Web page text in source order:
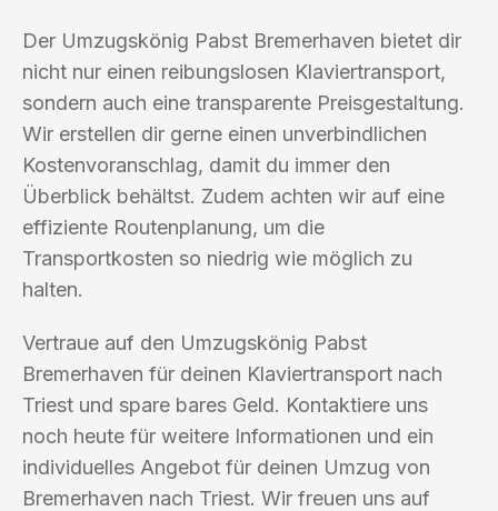
Der Umzugskönig Pabst Bremerhaven bietet dir
nicht nur einen reibungslosen Klaviertransport,
sondern auch eine transparente Preisgestaltung.
Wir erstellen dir gerne einen unverbindlichen
Kostenvoranschlag, damit du immer den
Überblick behältst. Zudem achten wir auf eine
effiziente Routenplanung, um die
Transportkosten so niedrig wie möglich zu
halten.
Vertraue auf den Umzugskönig Pabst
Bremerhaven für deinen Klaviertransport nach
Triest und spare bares Geld. Kontaktiere uns
noch heute für weitere Informationen und ein
individuelles Angebot für deinen Umzug von
Bremerhaven nach Triest. Wir freuen uns auf